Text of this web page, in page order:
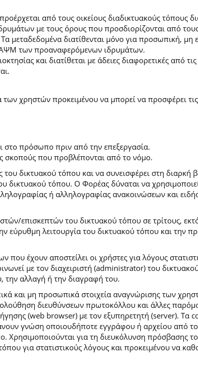
από τους οικείους διαδικτυακούς τόπους
με τους όρους που προσδιορίζονται από
διατίθενται μόνο για προσωπική, μη
ΑΨΜ των προαναφερόμενων ιδρυμάτων.
και διατίθεται με άδειες διαφορετικές από
χρηστών προκειμένου να μπορεί να προσφέρει
στο πρόσωπο πριν από την επεξεργασία.
σκοπούς που προβλέπονται από το νόμο.
δικτυακού τόπου και να συνεισφέρει στη διαρκή
δικτυακού τόπου. Ο Φορέας δύναται να
ή αλληλογραφίας ανακοινώσεων και
επισκεπτών του δικτυακού τόπου σε τρίτους,
εύρυθμη λειτουργία του δικτυακού τόπου και την
έχουν αποστείλει οι χρήστες για λόγους
με τον διαχειριστή (administrator) του
αλλαγή ή την διαγραφή του.
και μη προσωπικά στοιχεία αναγνώρισης των
διευθύνσεων πρωτοκόλλου και άλλες
(web browser) με τον εξυπηρετητή (server). Τα
γνώση οποιουδήποτε εγγράφου ή αρχείου από
για τη διευκόλυνση πρόσβασης
για στατιστικούς λόγους και προκειμένου να